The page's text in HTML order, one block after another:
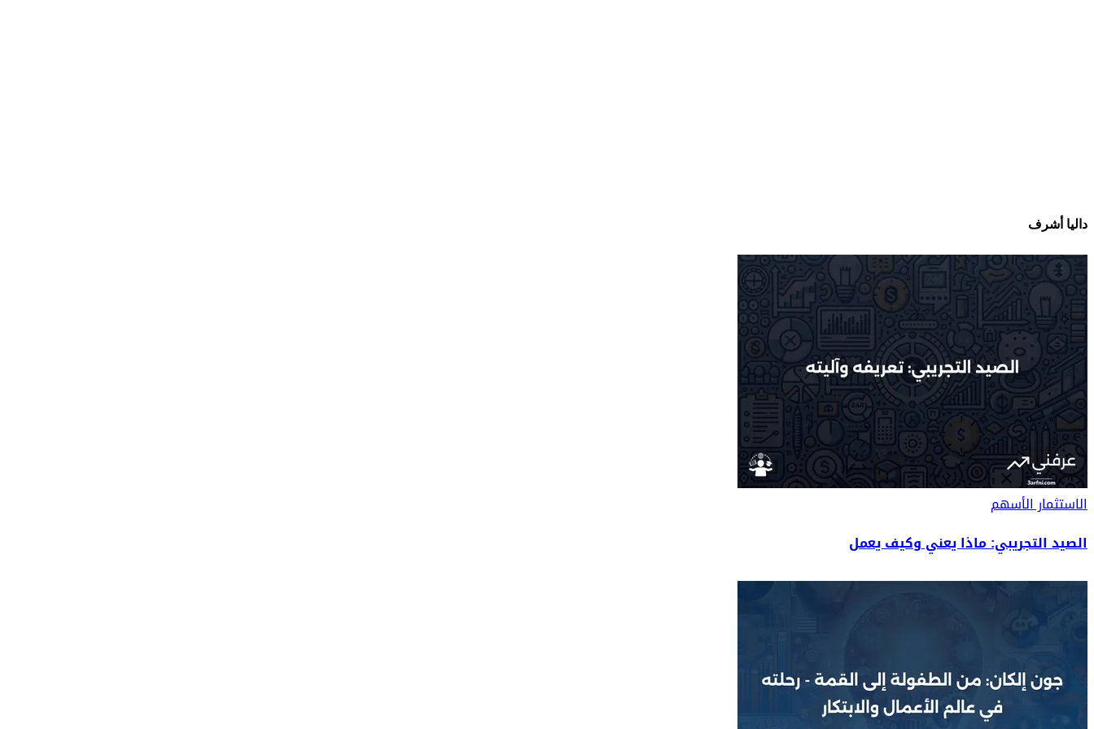
داليا أشرف
الاستثمارالأسهم
الصيد التجريبي: ماذا يعني وكيف يعمل